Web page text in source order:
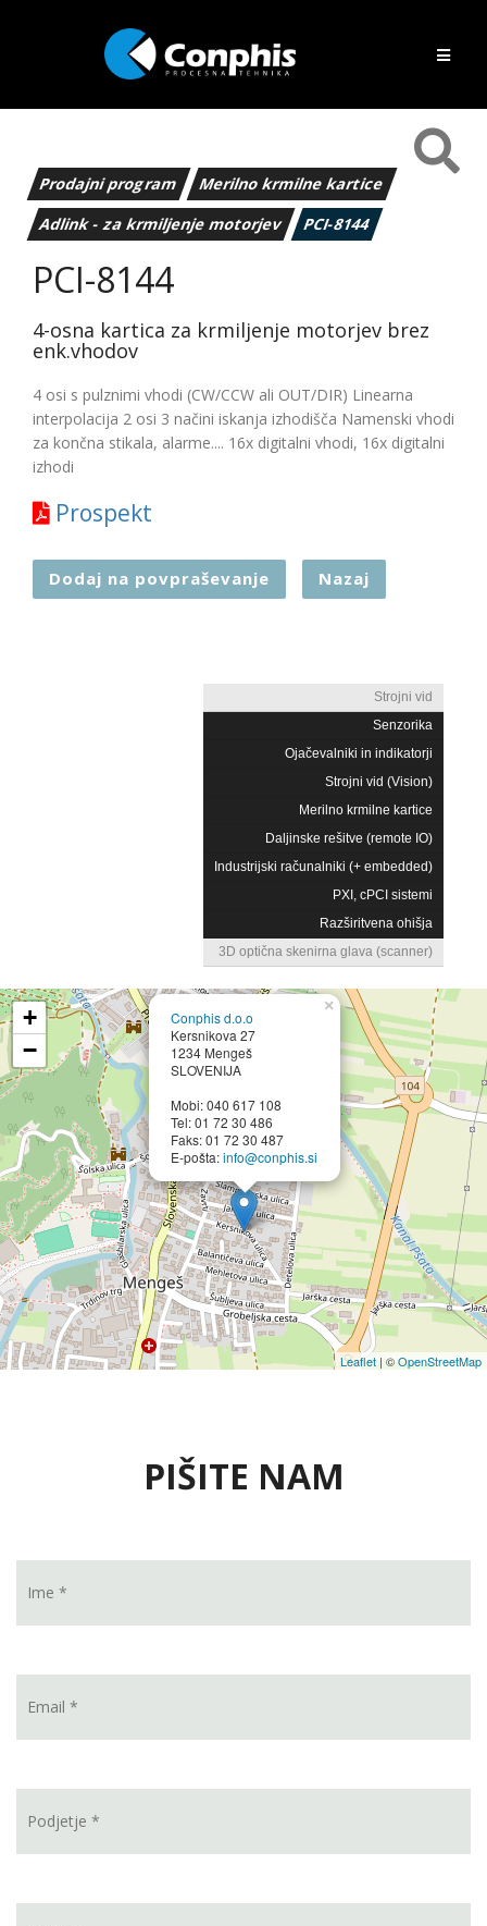
Prodajni program
Merilno krmilne kartice
Adlink - za krmiljenje motorjev
PCI-8144
PCI-8144
4-osna kartica za krmiljenje motorjev brez
enk.vhodov
4 osi s pulznimi vhodi (CW/CCW ali OUT/DIR) Linearna
interpolacija 2 osi 3 načini iskanja izhodišča Namenski vhodi
za končna stikala, alarme.... 16x digitalni vhodi, 16x digitalni
izhodi
Prospekt
Dodaj na povpraševanje Nazaj
Strojni vid
Senzorika
Ojačevalniki in indikatorji
Strojni vid (Vision)
Merilno krmilne kartice
Daljinske rešitve (remote IO)
Industrijski računalniki (+ embedded)
PXI, cPCI sistemi
Razširitvena ohišja
3D optična skenirna glava (scanner)
Conphis d.o.o
Kersnikova 27
1234 Mengeš
SLOVENIJA
Mobi: 040 617 108
Tel: 01 72 30 486
Faks: 01 72 30 487
E-pošta:info@conphis.si
×
+
−
Leaflet | ©OpenStreetMap
PIŠITE NAM